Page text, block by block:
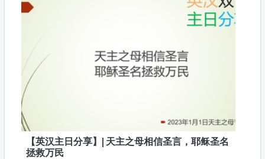
【英汉主日分享】| 天主之母相信圣言，耶稣圣名
拯救万民